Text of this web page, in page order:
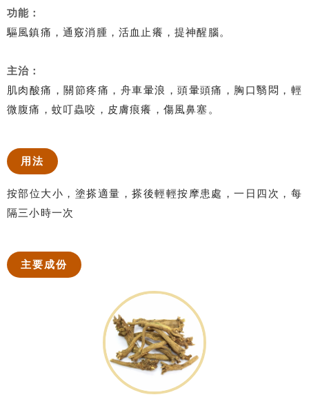
功能：
驅風鎮痛，通竅消腫，活血止癢，提神醒腦。
主治：
肌肉酸痛，關節疼痛，舟車暈浪，頭暈頭痛，胸口翳悶，輕
微腹痛，蚊叮蟲咬，皮膚痕癢，傷風鼻塞。
用法
按部位大小，塗搽適量，搽後輕輕按摩患處，一日四次，每
隔三小時一次
主要成份